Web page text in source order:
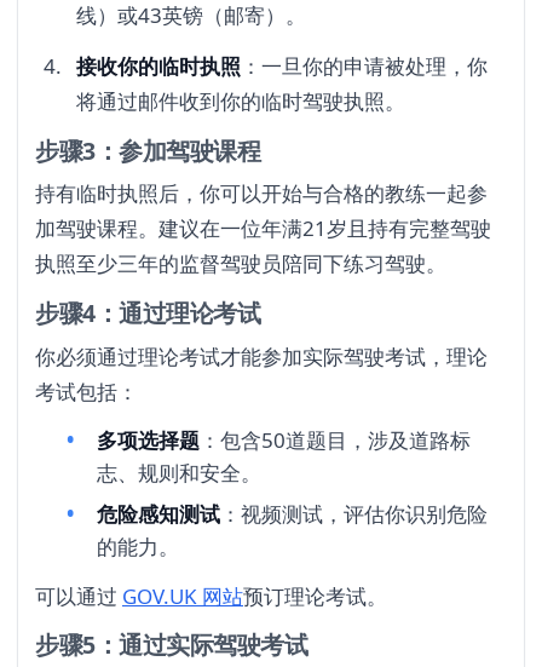
线）或43英镑（邮寄）。
接收你的临时执照 ：一旦你的申请被处理，你
将通过邮件收到你的临时驾驶执照。
步骤3：参加驾驶课程
持有临时执照后，你可以开始与合格的教练一起参
加驾驶课程。建议在一位年满21岁且持有完整驾驶
执照至少三年的监督驾驶员陪同下练习驾驶。
步骤4：通过理论考试
你必须通过理论考试才能参加实际驾驶考试，理论
考试包括：
多项选择题 ：包含50道题目，涉及道路标
志、规则和安全。
危险感知测试 ：视频测试，评估你识别危险
的能力。
可以通过 GOV.UK 网站预订理论考试。
步骤5：通过实际驾驶考试